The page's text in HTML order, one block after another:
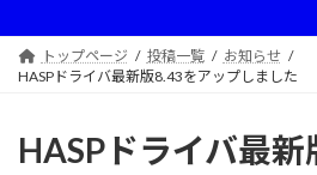
ッ
移
トップページ 投稿一覧
お知らせ
HASPドライバ最新版8.43をアップしました
HASPドライバ最